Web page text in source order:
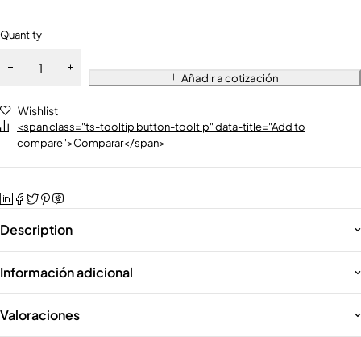
Quantity
Añadir a cotización
Wishlist
<span class="ts-tooltip button-tooltip" data-title="Add to
compare">Comparar</span>
Description
Información adicional
Valoraciones